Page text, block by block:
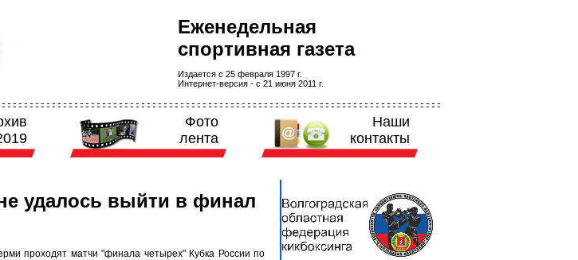
Еженедельная
спортивная газета
Издается с 25 февраля 1997 г.
Интернет-версия - с 21 июня 2011 г.
Фото
лента
Наши
контакты
удалось выйти в финал
проходят матчи "финала четырех" Кубка России по